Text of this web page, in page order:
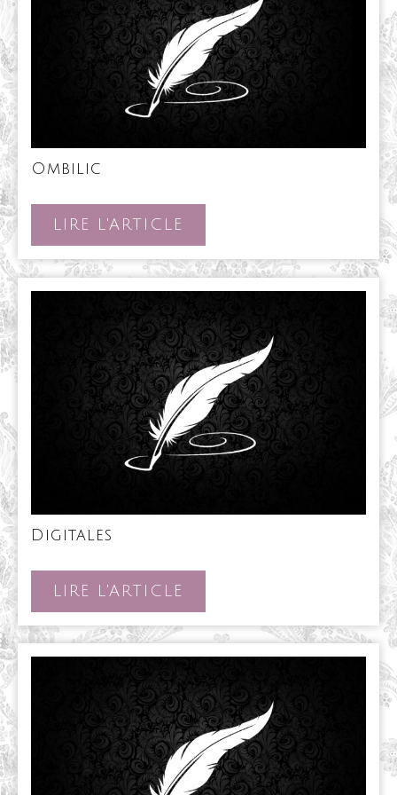
Ombilic
LIRE L'ARTICLE
L'ARTICLE
Digitales
LIRE L'ARTICLE
L'ARTICLE